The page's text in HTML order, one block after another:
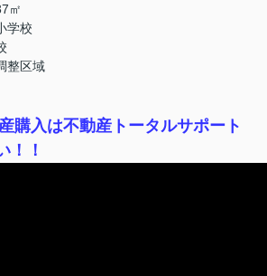
㎡
学校
整区域
購入は不動産トータルサポート
！！